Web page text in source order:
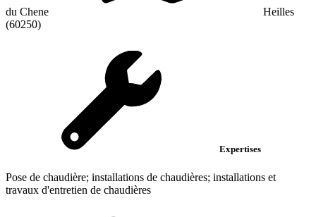
du Chene
Heilles
(60250)
Expertises
Pose de chaudière; installations de chaudières; installations et
travaux d'entretien de chaudières